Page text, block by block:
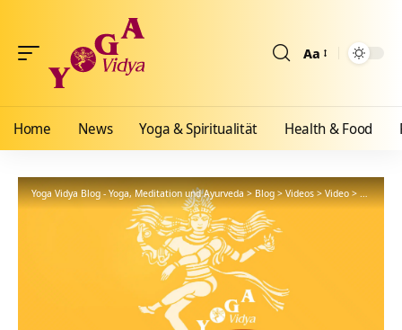
Aa
Home News Yoga & Spiritualität Health & Food
Yoga Vidya Blog - Yoga, Meditation und Ayurveda>Blog>Videos>Video>Neue